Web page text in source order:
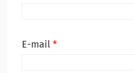
E-mail *